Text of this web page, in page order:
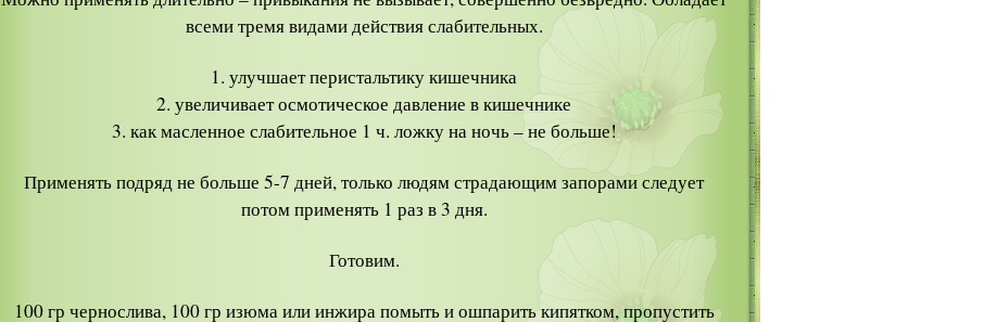
всеми тремя видами действия слабительных.
1. улучшает перистальтику кишечника
2. увеличивает осмотическое давление в кишечнике
3. как масленное слабительное 1 ч. ложку на ночь – не больше!
Применять подряд не больше 5-7 дней, только людям страдающим запорами следует
потом применять 1 раз в 3 дня.
Готовим.
100 гр чернослива, 100 гр изюма или инжира помыть и ошпарить кипятком, пропустить